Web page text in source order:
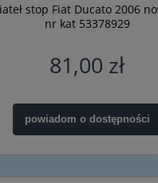
stop Fiat Ducato 2006
nr kat 53378929
81,00 zł
powiadom o dostępności